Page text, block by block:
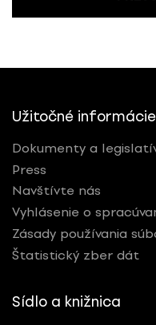
Užitočné informácie
Dokumenty a
Press
Navštívte nás
Vyhlásenie o
Zásady používania
Štatistický zber dát
Sídlo a knižnica